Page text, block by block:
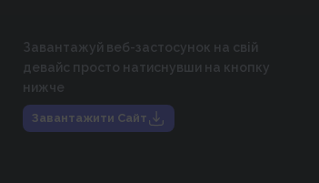
Завантажуй веб-застосунок на свій
девайс просто натиснувши на кнопку
нижче
Завантажити Сайт